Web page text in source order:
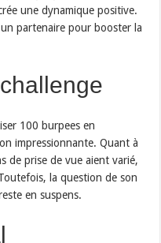
une dynamique positive.
un partenaire pour booster la
100 burpees en
impressionnante. Quant à
de prise de vue aient varié,
la question de son
en suspens.